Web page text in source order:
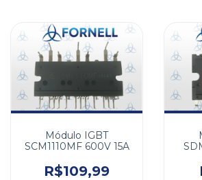
Módulo IGBT
SCM1110MF 600V 15A
R$109,99